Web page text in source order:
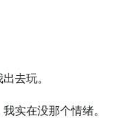
去玩。
实在没那个情绪。